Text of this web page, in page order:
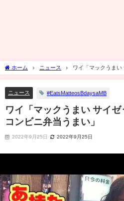
ホーム ニュース
ワイ「マックうまい
弁当うまい」
ニュース #EatsMatteosBdaysaMB
ワイ「マックうまい サイ
コンビニ弁当うまい」
2022年9月25日 2022年9月25日